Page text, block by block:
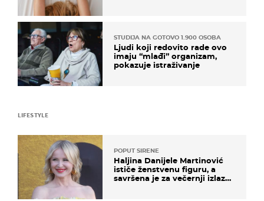
STUDIJA NA GOTOVO 1.900 OSOBA
Ljudi koji redovito rade ovo
imaju “mlađi” organizam,
pokazuje istraživanje
LIFESTYLE
POPUT SIRENE
Haljina Danijele Martinović
ističe ženstvenu figuru, a
savršena je za večernji izlazak